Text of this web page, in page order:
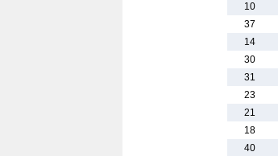
10
37
14
30
31
23
21
18
40